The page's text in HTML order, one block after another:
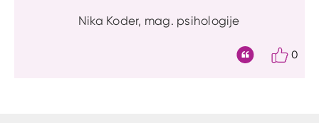
Nika Koder, mag. psihologije
0